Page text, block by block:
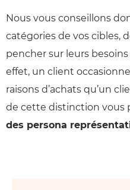
Nous vous conseillons
catégories de vos cibles,
pencher sur leurs
effet, un client
raisons d’achats qu’un
de cette distinction vous
des persona